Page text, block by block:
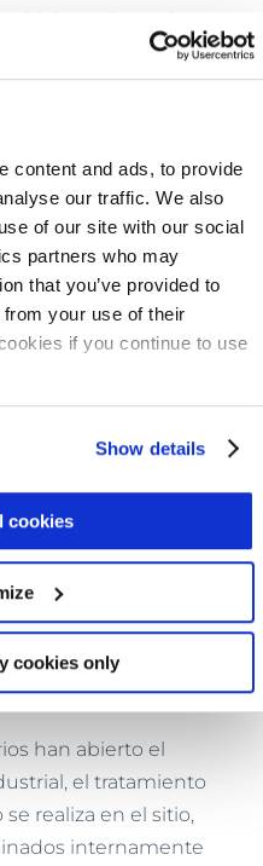
content and ads, to provide
our traffic. We also
of our site with our social
partners who may
that you’ve provided to
your use of their
if you continue to use
Show details
cookies
cookies only
planeado
NEXT de Los
para proporcionar el
Estándares
el 70% de la
pero solo el 2-7%
utiliza agua
nuevas
Los
confianza pública
públicos, pruebas
del agua y la
agencias
Al establecer
de que
para su reúso.
han abierto el
el tratamiento
realiza en el sitio,
internamente